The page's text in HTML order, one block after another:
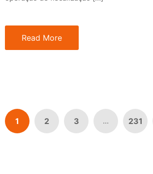
Read More
1 2 3 ... 231